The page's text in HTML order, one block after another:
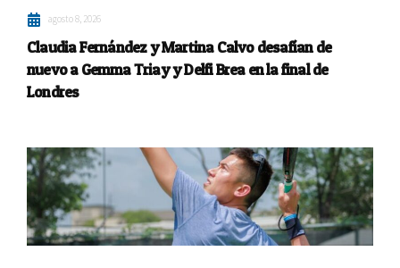
agosto 8, 2026
Claudia Fernández y Martina Calvo desafían de
nuevo a Gemma Triay y Delfi Brea en la final de
Londres